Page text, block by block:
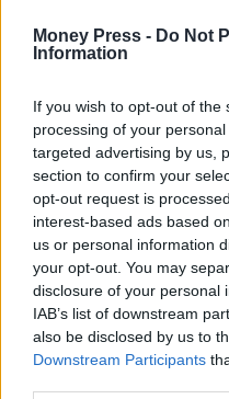
Money Press - Do Not
Information
If you wish to opt-out of
processing of your
targeted advertising by us,
section to confirm your
opt-out request is
interest-based ads based
us or personal information
your opt-out. You may
disclosure of your personal
IAB’s list of downstream
also be disclosed by us to
Downstream Participants